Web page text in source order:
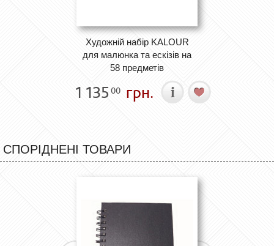
Художній набір KALOUR
для малюнка та ескізів на
58 предметів
1 135 00 грн.
СПОРІДНЕНІ ТОВАРИ